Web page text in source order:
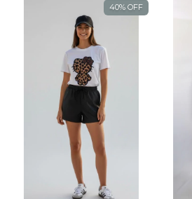
40% OFF